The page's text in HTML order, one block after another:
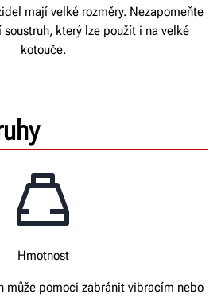
mají velké rozměry. Nezapomeňte
který lze použít i na velké
kotouče.
Hmotnost
může pomoci zabránit vibracím nebo